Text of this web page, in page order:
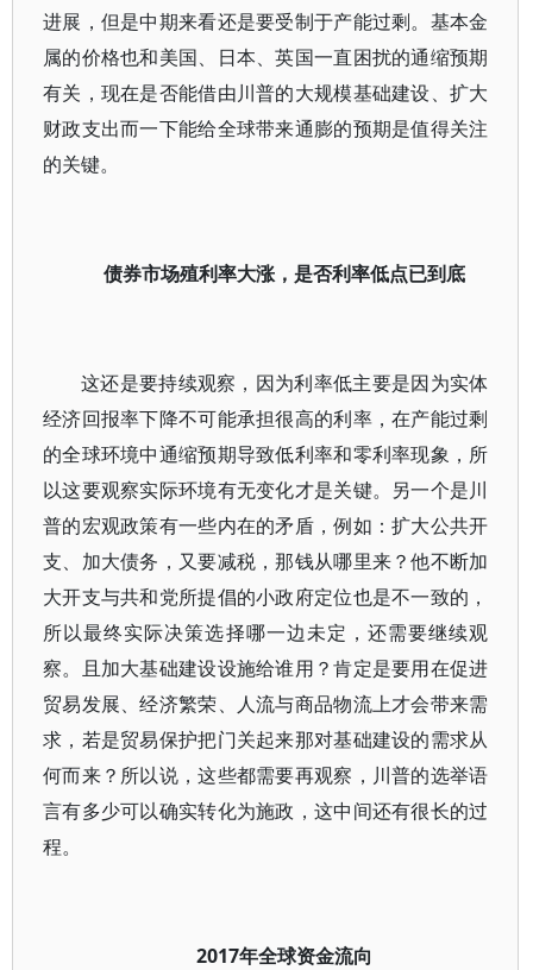
进展，但是中期来看还是要受制于产能过剩。基本金
属的价格也和美国、日本、英国一直困扰的通缩预期
有关，现在是否能借由川普的大规模基础建设、扩大
财政支出而一下能给全球带来通膨的预期是值得关注
的关键。
债券市场殖利率大涨，是否利率低点已到底
这还是要持续观察，因为利率低主要是因为实体
经济回报率下降不可能承担很高的利率，在产能过剩
的全球环境中通缩预期导致低利率和零利率现象，所
以这要观察实际环境有无变化才是关键。另一个是川
普的宏观政策有一些内在的矛盾，例如：扩大公共开
支、加大债务，又要减税，那钱从哪里来？他不断加
大开支与共和党所提倡的小政府定位也是不一致的，
所以最终实际决策选择哪一边未定，还需要继续观
察。且加大基础建设设施给谁用？肯定是要用在促进
贸易发展、经济繁荣、人流与商品物流上才会带来需
求，若是贸易保护把门关起来那对基础建设的需求从
何而来？所以说，这些都需要再观察，川普的选举语
言有多少可以确实转化为施政，这中间还有很长的过
程。
2017年全球资金流向